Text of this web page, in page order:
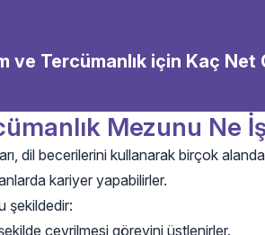
ve Tercümanlık için Kaç Net
Mezunu Ne
dil becerilerini kullanarak birçok alanda
kariyer yapabilirler.
şekildedir:
çevrilmesi görevini üstlenirler.